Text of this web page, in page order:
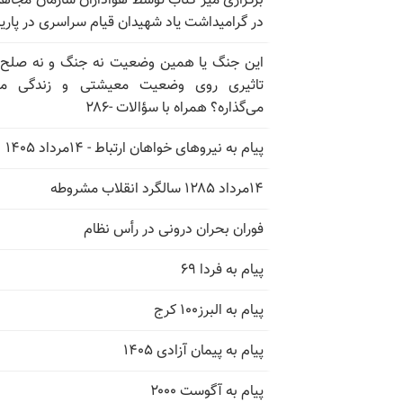
در گرامیداشت یاد شهیدان قیام سراسری در
این جنگ یا همین وضعیت نه جنگ و نه
تاثیری روی وضعیت معیشتی و زندگی
می‌گذاره؟ همراه با سؤالات -۲۸۶
پیام به نیروهای خواهان ارتباط - ۱۴مرداد ۱۴۰۵
۱۴مرداد ۱۲۸۵ سالگرد انقلاب مشروطه
فوران بحران درونی در رأس نظام
پیام به فردا ۶۹
پیام به البرز۱۰۰ کرج
پیام به پیمان آزادی ۱۴۰۵
پیام به آگوست ۲۰۰۰